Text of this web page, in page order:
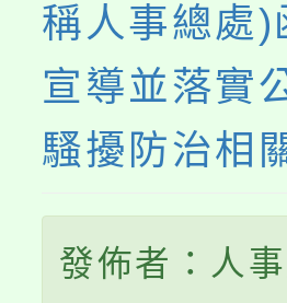
稱人事總處
宣導並落實
騷擾防治相
發佈者：人